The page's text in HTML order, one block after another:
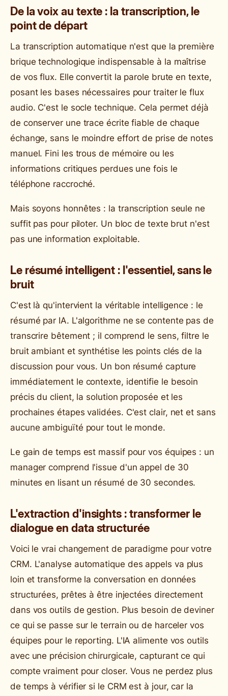
De la voix au texte : la transcription, le
point de départ
La transcription automatique n'est que la première
brique technologique indispensable à la maîtrise
de vos flux. Elle convertit la parole brute en texte,
posant les bases nécessaires pour traiter le flux
audio. C'est le socle technique. Cela permet déjà
de conserver une trace écrite fiable de chaque
échange, sans le moindre effort de prise de notes
manuel. Fini les trous de mémoire ou les
informations critiques perdues une fois le
téléphone raccroché.
Mais soyons honnêtes : la transcription seule ne
suffit pas pour piloter. Un bloc de texte brut n'est
pas une information exploitable.
Le résumé intelligent : l'essentiel, sans le
bruit
C'est là qu'intervient la véritable intelligence : le
résumé par IA. L'algorithme ne se contente pas de
transcrire bêtement ; il comprend le sens, filtre le
bruit ambiant et synthétise les points clés de la
discussion pour vous. Un bon résumé capture
immédiatement le contexte, identifie le besoin
précis du client, la solution proposée et les
prochaines étapes validées. C'est clair, net et sans
aucune ambiguïté pour tout le monde.
Le gain de temps est massif pour vos équipes : un
manager comprend l'issue d'un appel de 30
minutes en lisant un résumé de 30 secondes.
L'extraction d'insights : transformer le
dialogue en data structurée
Voici le vrai changement de paradigme pour votre
CRM. L'analyse automatique des appels va plus
loin et transforme la conversation en données
structurées, prêtes à être injectées directement
dans vos outils de gestion. Plus besoin de deviner
ce qui se passe sur le terrain ou de harceler vos
équipes pour le reporting. L'IA alimente vos outils
avec une précision chirurgicale, capturant ce qui
compte vraiment pour closer. Vous ne perdez plus
de temps à vérifier si le CRM est à jour, car la